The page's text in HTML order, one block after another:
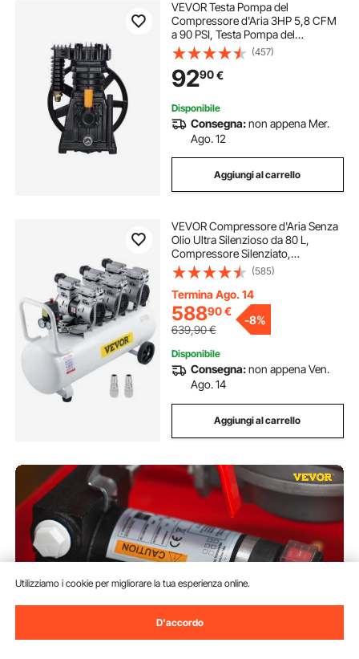
VEVOR Testa Pompa del
Compressore d'Aria 3HP 5,8 CFM
a 90 PSI, Testa Pompa del
Compressore d'Aria 2 Cilindri,
Testa della Pompa Stadio Singolo
con Pressione max. 116 PSI, Testa
Pompa Flusso 164L/min
(457)
9290€
Disponibile
Consegna:non appena Mer.
Ago. 12
Aggiungi al carrello
VEVOR Compressore d'Aria Senza
Olio Ultra Silenzioso da 80 L,
Compressore Silenziato,
Compressore d'Aria 2200 W,
Rumorosità meno 78 dB,
Compressore d'aria Portatile Senza
Olio
(585)
Termina Ago. 14
58890€
639,90€
-8%
Disponibile
Consegna:non appena Ven.
Ago. 14
Aggiungi al carrello
Utilizziamo i cookie per migliorare la tua esperienza online.
D'accordo